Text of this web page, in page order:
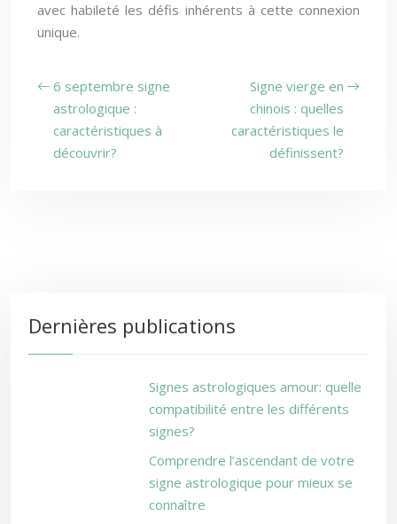
avec habileté les défis inhérents à cette connexion
unique.
6 septembre signe
astrologique :
caractéristiques à
découvrir?
Signe vierge en
chinois : quelles
caractéristiques le
définissent?
Dernières publications
Signes astrologiques amour: quelle
compatibilité entre les différents
signes?
Comprendre l’ascendant de votre
signe astrologique pour mieux se
connaître